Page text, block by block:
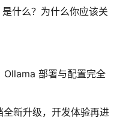
什么？为什么你应该关
部署与配置完全
全新升级，开发体验再进